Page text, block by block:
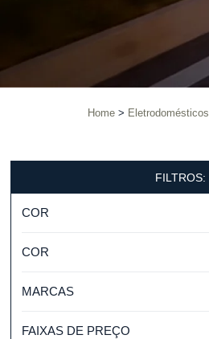
Home Eletrodomésticos
FILTROS:
COR
COR
MARCAS
FAIXAS DE PREÇO